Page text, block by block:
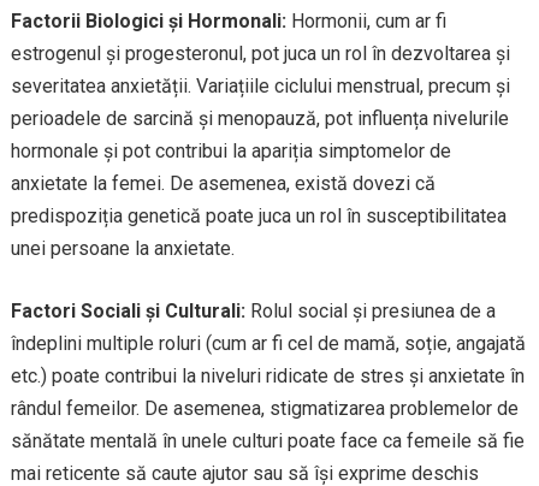
Factorii Biologici și Hormonali: Hormonii, cum ar fi
estrogenul și progesteronul, pot juca un rol în dezvoltarea și
severitatea anxietății. Variațiile ciclului menstrual, precum și
perioadele de sarcină și menopauză, pot influența nivelurile
hormonale și pot contribui la apariția simptomelor de
anxietate la femei. De asemenea, există dovezi că
predispoziția genetică poate juca un rol în susceptibilitatea
unei persoane la anxietate.
Factori Sociali și Culturali: Rolul social și presiunea de a
îndeplini multiple roluri (cum ar fi cel de mamă, soție, angajată
etc.) poate contribui la niveluri ridicate de stres și anxietate în
rândul femeilor. De asemenea, stigmatizarea problemelor de
sănătate mentală în unele culturi poate face ca femeile să fie
mai reticente să caute ajutor sau să își exprime deschis